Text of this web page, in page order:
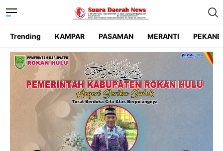
Trending KAMPAR PASAMAN MERANTI